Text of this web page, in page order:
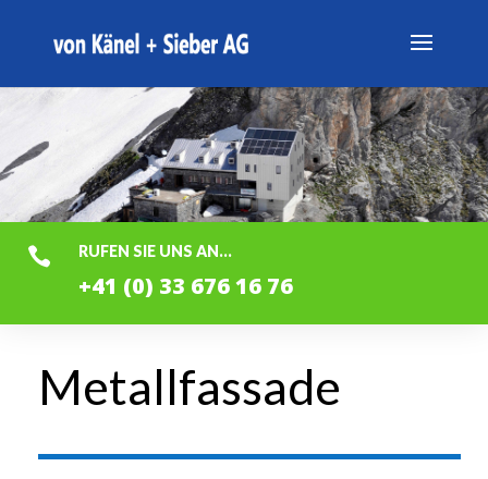
 RUFEN SIE UNS AN...
+41 (0) 33 676 16 76
Metallfassade